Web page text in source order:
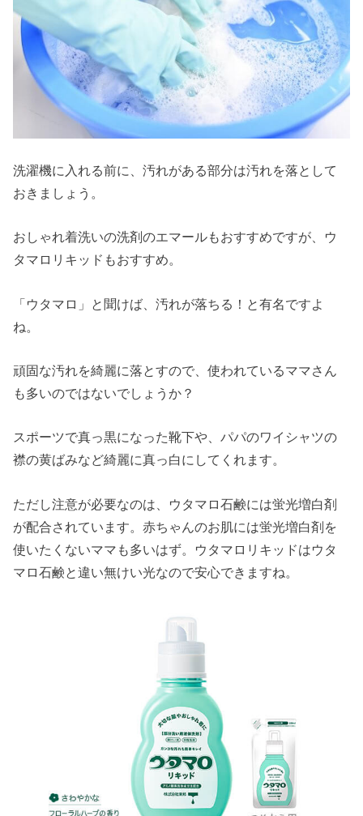
洗濯機に入れる前に、汚れがある部分は汚れを落として
おきましょう。
おしゃれ着洗いの洗剤のエマールもおすすめですが、ウ
タマロリキッドもおすすめ。
「ウタマロ」と聞けば、汚れが落ちる！と有名ですよ
ね。
頑固な汚れを綺麗に落とすので、使われているママさん
も多いのではないでしょうか？
スポーツで真っ黒になった靴下や、パパのワイシャツの
襟の黄ばみなど綺麗に真っ白にしてくれます。
ただし注意が必要なのは、ウタマロ石鹸には蛍光増白剤
が配合されています。赤ちゃんのお肌には蛍光増白剤を
使いたくないママも多いはず。ウタマロリキッドはウタ
マロ石鹸と違い無けい光なので安心できますね。